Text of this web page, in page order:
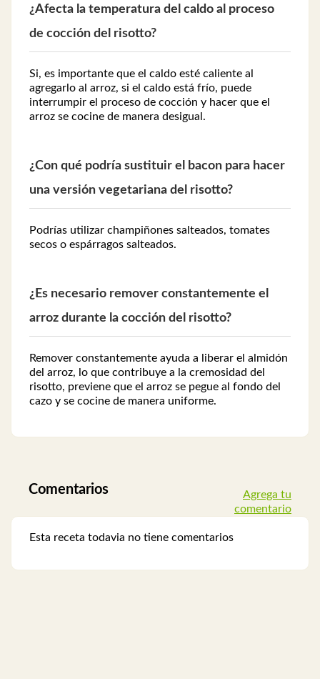
¿Afecta la temperatura del caldo al proceso
de cocción del risotto?
Si, es importante que el caldo esté caliente al
agregarlo al arroz, si el caldo está frío, puede
interrumpir el proceso de cocción y hacer que el
arroz se cocine de manera desigual.
¿Con qué podría sustituir el bacon para hacer
una versión vegetariana del risotto?
Podrías utilizar champiñones salteados, tomates
secos o espárragos salteados.
¿Es necesario remover constantemente el
arroz durante la cocción del risotto?
Remover constantemente ayuda a liberar el almidón
del arroz, lo que contribuye a la cremosidad del
risotto, previene que el arroz se pegue al fondo del
cazo y se cocine de manera uniforme.
Comentarios
Agrega tu
comentario
Esta receta todavia no tiene comentarios